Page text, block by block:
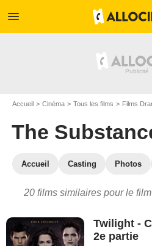
menu
Accueil Cinéma Tous les films Films
The
Accueil Casting Photos
20 films similaires pour le
Twilight -
2e partie